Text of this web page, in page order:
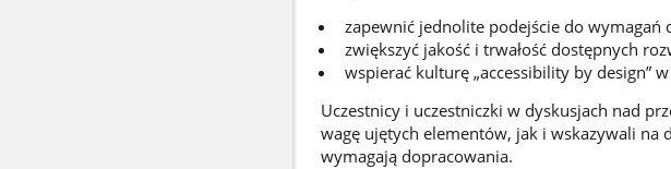
zapewnić jednolite podejście do
zwiększyć jakość i trwałość dostępnych
wspierać kulturę „accessibility by design”
Uczestnicy i uczestniczki w dyskusjach nad
wagę ujętych elementów, jak i wskazywali na
wymagają dopracowania.